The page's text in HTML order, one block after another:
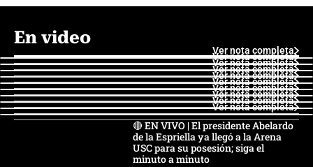
En video
Ver nota completa
Ver nota completa
Ver nota completa
Ver nota completa
Ver nota completa
Ver nota completa
Ver nota completa
Ver nota completa
Ver nota completa
Ver nota completa
🔴 EN VIVO | El presidente Abelardo
de la Espriella ya llegó a la Arena
USC para su posesión; siga el
minuto a minuto